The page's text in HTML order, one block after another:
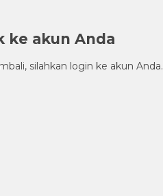
ke akun Anda
silahkan login ke akun Anda.